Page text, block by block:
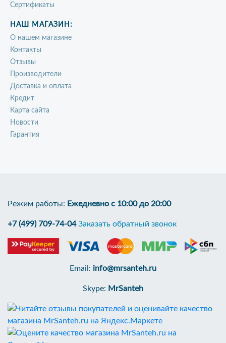
Сертификаты
НАШ МАГАЗИН:
О нашем магазине
Контакты
Отзывы
Производители
Доставка и оплата
Кредит
Карта сайта
Новости
Гарантия
Режим работы: Ежедневно с 10:00 до 20:00
+7 (499) 709-74-04 Заказать обратный звонок
Email: info@mrsanteh.ru
Skype: MrSanteh